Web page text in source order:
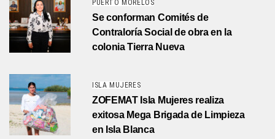
PUERTO MORELOS
Se conforman Comités de
Contraloría Social de obra en la
colonia Tierra Nueva
ISLA MUJERES
ZOFEMAT Isla Mujeres realiza
exitosa Mega Brigada de Limpieza
en Isla Blanca